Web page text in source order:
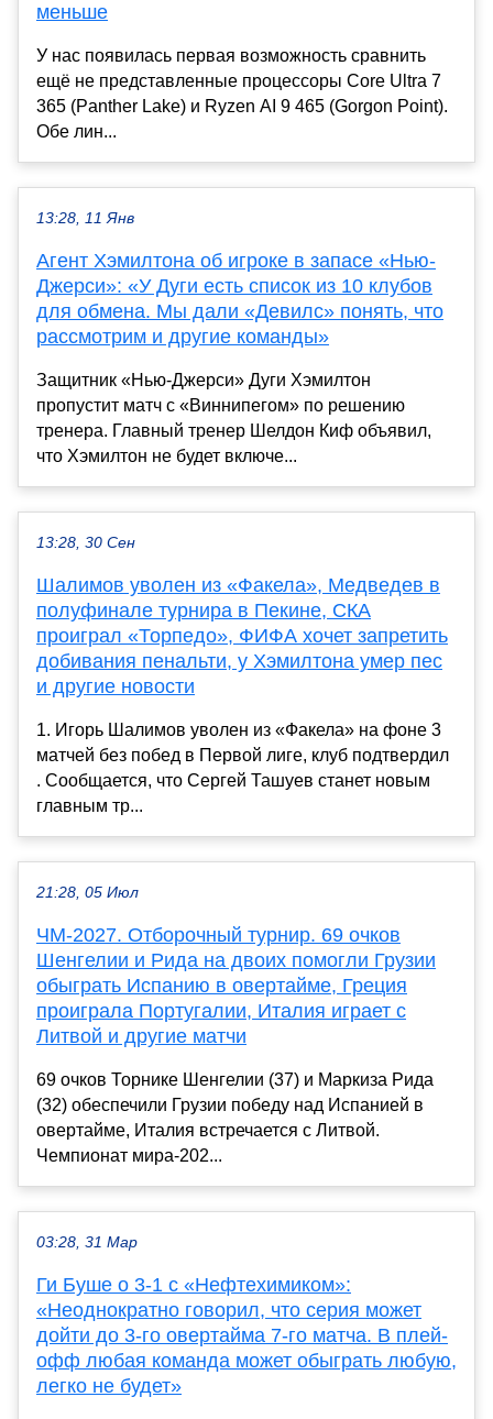
меньше
У нас появилась первая возможность сравнить
ещё не представленные процессоры Core Ultra 7
365 (Panther Lake) и Ryzen AI 9 465 (Gorgon Point).
Обе лин...
13:28, 11 Янв
Агент Хэмилтона об игроке в запасе «Нью-
Джерси»: «У Дуги есть список из 10 клубов
для обмена. Мы дали «Девилс» понять, что
рассмотрим и другие команды»
Защитник «Нью-Джерси» Дуги Хэмилтон
пропустит матч с «Виннипегом» по решению
тренера. Главный тренер Шелдон Киф объявил,
что Хэмилтон не будет включе...
13:28, 30 Сен
Шалимов уволен из «Факела», Медведев в
полуфинале турнира в Пекине, СКА
проиграл «Торпедо», ФИФА хочет запретить
добивания пенальти, у Хэмилтона умер пес
и другие новости
1. Игорь Шалимов уволен из «Факела» на фоне 3
матчей без побед в Первой лиге, клуб подтвердил
. Сообщается, что Сергей Ташуев станет новым
главным тр...
21:28, 05 Июл
ЧМ-2027. Отборочный турнир. 69 очков
Шенгелии и Рида на двоих помогли Грузии
обыграть Испанию в овертайме, Греция
проиграла Португалии, Италия играет с
Литвой и другие матчи
69 очков Торнике Шенгелии (37) и Маркиза Рида
(32) обеспечили Грузии победу над Испанией в
овертайме, Италия встречается с Литвой.
Чемпионат мира-202...
03:28, 31 Мар
Ги Буше о 3-1 с «Нефтехимиком»:
«Неоднократно говорил, что серия может
дойти до 3-го овертайма 7-го матча. В плей-
офф любая команда может обыграть любую,
легко не будет»